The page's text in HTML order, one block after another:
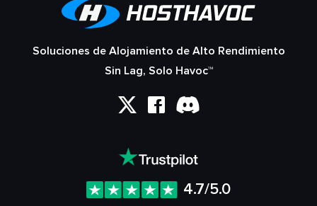
Soluciones de Alojamiento de Alto Rendimiento
Sin Lag, Solo Havoc™
4.7/5.0